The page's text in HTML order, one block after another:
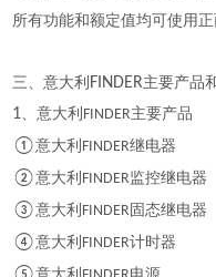
所有功能和额定值均可使用
三、意大利 FINDER主要产品
1、意大利 FINDER主要产品
①意大利 FINDER继电器
②意大利 FINDER监控继电器
③意大利 FINDER 固态继电器
④意大利 FINDER计时器